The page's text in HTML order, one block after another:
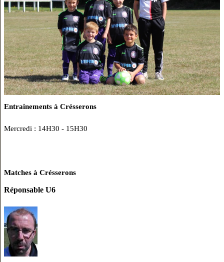
Entrainements à Crésserons
Mercredi : 14H30 - 15H30
Matches à Crésserons
Réponsable U6